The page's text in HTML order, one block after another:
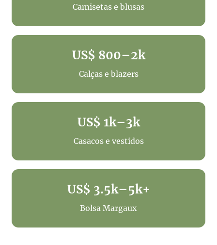
Camisetas e blusas
US$ 800–2k
Calças e blazers
US$ 1k–3k
Casacos e vestidos
US$ 3.5k–5k+
Bolsa Margaux